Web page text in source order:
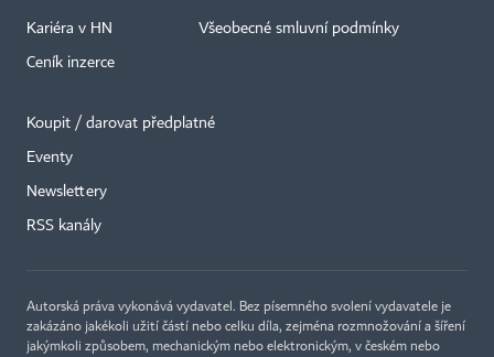
Kariéra v HN
Ceník inzerce
Všeobecné smluvní podmínky
Koupit / darovat předplatné
Eventy
Newslettery
RSS kanály
Autorská práva vykonává vydavatel. Bez písemného svolení vydavatele je
zakázáno jakékoli užití částí nebo celku díla, zejména rozmnožování a šíření
jakýmkoli způsobem, mechanickým nebo elektronickým, v českém nebo